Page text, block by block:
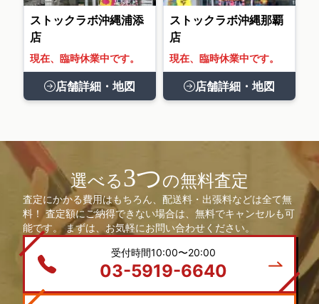
ストックラボ沖縄浦添
店
現在、臨時休業中です。
店舗詳細・地図
ストックラボ沖縄那覇
店
現在、臨時休業中です。
店舗詳細・地図
選べる3つの無料査定
査定にかかる費用はもちろん、配送料・出張料などは全て無
料！ 査定額にご納得できない場合は、無料でキャンセルも可
能です。 まずは、お気軽にお問い合わせください。
受付時間10:00〜20:00
03-5919-6640